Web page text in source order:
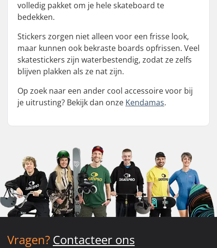
volledig pakket om je hele skateboard te
bedekken.
Stickers zorgen niet alleen voor een frisse look,
maar kunnen ook bekraste boards opfrissen. Veel
skatestickers zijn waterbestendig, zodat ze zelfs
blijven plakken als ze nat zijn.
Op zoek naar een ander cool accessoire voor bij
je uitrusting? Bekijk dan onze Kendamas.
Vragen? Contacteer ons